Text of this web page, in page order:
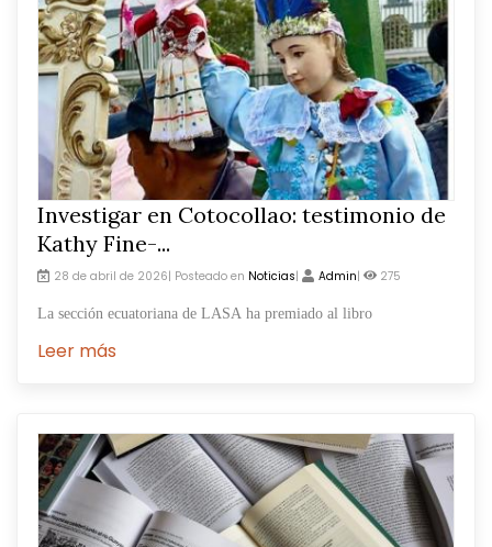
Investigar en Cotocollao: testimonio de
Kathy Fine-...
28 de abril de 2026| Posteado en Noticias| Admin| 275
La sección ecuatoriana de LASA ha premiado al libro
Leer más